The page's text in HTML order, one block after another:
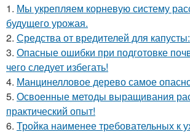
1. Мы укрепляем корневую систему
будущего урожая.
2. Средства от вредителей для капусты:
3. Опасные ошибки при подготовке
чего следует избегать!
4. Манцинелловое дерево самое
5. Освоенные методы выращивания
практический опыт!
6. Тройка наименее требовательных к